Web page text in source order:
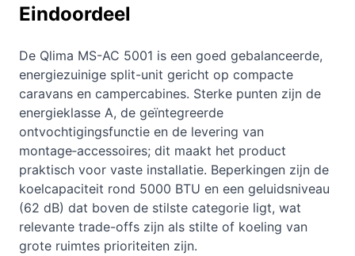
Eindoordeel
De Qlima MS-AC 5001 is een goed gebalanceerde,
energiezuinige split-unit gericht op compacte
caravans en campercabines. Sterke punten zijn de
energieklasse A, de geïntegreerde
ontvochtigingsfunctie en de levering van
montage‑accessoires; dit maakt het product
praktisch voor vaste installatie. Beperkingen zijn de
koelcapaciteit rond 5000 BTU en een geluidsniveau
(62 dB) dat boven de stilste categorie ligt, wat
relevante trade-offs zijn als stilte of koeling van
grote ruimtes prioriteiten zijn.